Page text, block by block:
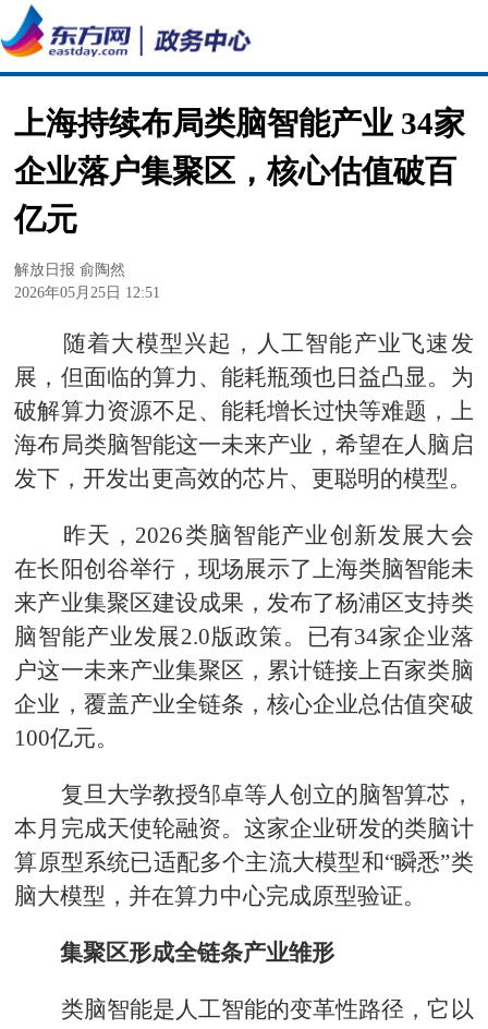
上海持续布局类脑智能产业 34家
企业落户集聚区，核心估值破百
亿元
解放日报 俞陶然
2026年05月25日 12:51
随着大模型兴起，人工智能产业飞速发
展，但面临的算力、能耗瓶颈也日益凸显。为
破解算力资源不足、能耗增长过快等难题，上
海布局类脑智能这一未来产业，希望在人脑启
发下，开发出更高效的芯片、更聪明的模型。
昨天，2026类脑智能产业创新发展大会
在长阳创谷举行，现场展示了上海类脑智能未
来产业集聚区建设成果，发布了杨浦区支持类
脑智能产业发展2.0版政策。已有34家企业落
户这一未来产业集聚区，累计链接上百家类脑
企业，覆盖产业全链条，核心企业总估值突破
100亿元。
复旦大学教授邹卓等人创立的脑智算芯，
本月完成天使轮融资。这家企业研发的类脑计
算原型系统已适配多个主流大模型和“瞬悉”类
脑大模型，并在算力中心完成原型验证。
集聚区形成全链条产业雏形
类脑智能是人工智能的变革性路径，它以